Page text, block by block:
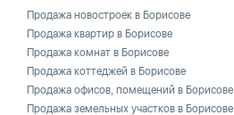
Продажа новостроек в Борисове
Продажа квартир в Борисове
Продажа комнат в Борисове
Продажа коттеджей в Борисове
Продажа офисов, помещений в Борисове
Продажа земельных участков в Борисове